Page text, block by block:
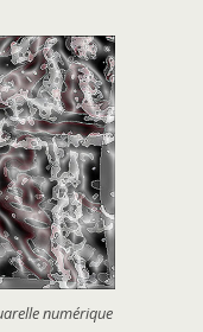
numérique